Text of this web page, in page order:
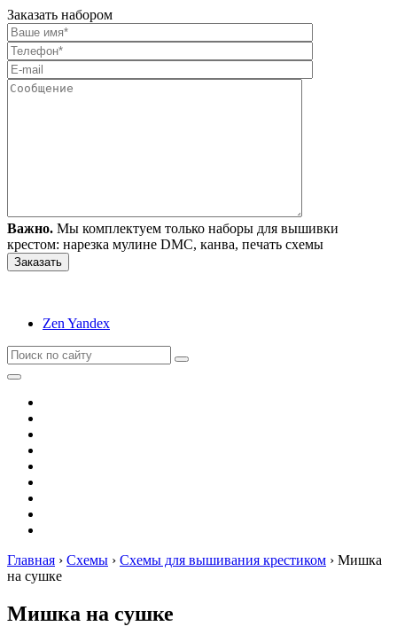
Заказать набором
Важно. Мы комплектуем только наборы для вышивки
крестом: нарезка мулине DMC, канва, печать схемы
Zen Yandex
Главная › Схемы › Схемы для вышивания крестиком › Мишка
на сушке
Мишка на сушке